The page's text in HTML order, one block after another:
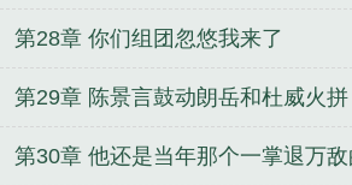
第28章 你们组团忽悠我来了
第29章 陈景言鼓动朗岳和杜威火拼
第30章 他还是当年那个一掌退万